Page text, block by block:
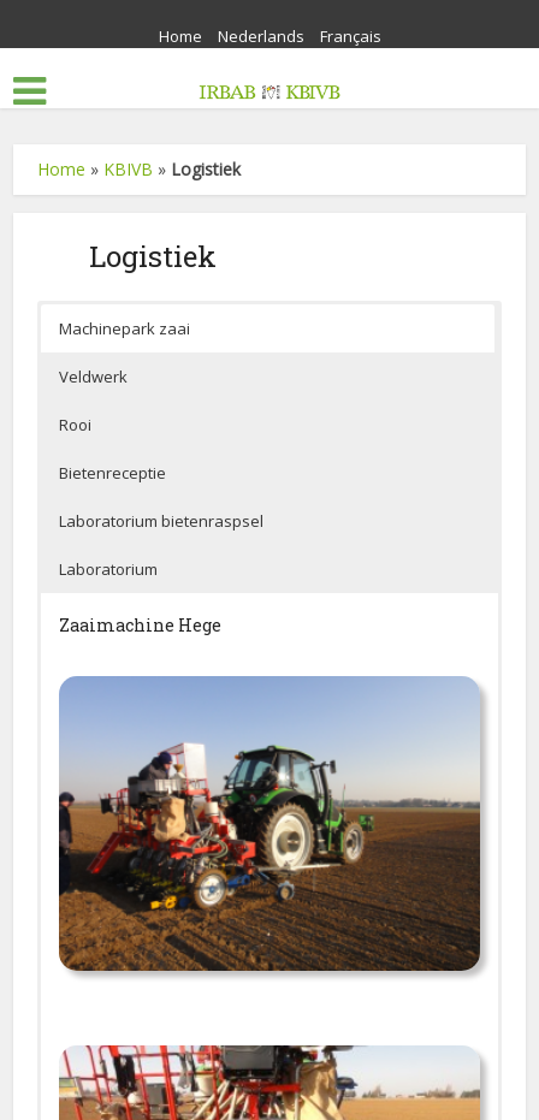
Home Nederlands Français
Home » KBIVB » Logistiek
Logistiek
Machinepark zaai
Veldwerk
Rooi
Bietenreceptie
Laboratorium bietenraspsel
Laboratorium
Zaaimachine Hege